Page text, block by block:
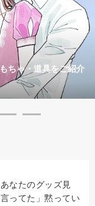
ちゃ・道具をご紹介
なたのグッズ見
ってた」黙ってい